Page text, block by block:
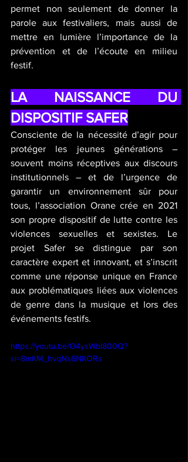
permet non seulement de donner la
parole aux festivaliers, mais aussi de
mettre en lumière l’importance de la
prévention et de l’écoute en milieu
festif.
LA NAISSANCE DU
DISPOSITIF SAFER
Consciente de la nécessité d’agir pour
protéger les jeunes générations –
souvent moins réceptives aux discours
institutionnels – et de l’urgence de
garantir un environnement sûr pour
tous, l’association Orane crée en 2021
son propre dispositif de lutte contre les
violences sexuelles et sexistes. Le
projet Safer se distingue par son
caractère expert et innovant, et s’inscrit
comme une réponse unique en France
aux problématiques liées aux violences
de genre dans la musique et lors des
événements festifs.
https://youtu.be/O4ysWbI800Q?
si=8mKM_hvqNs6NKORs